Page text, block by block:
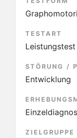
TESTART
Leistungstest
STÖRUNG /
Entwicklung
ZIELGRUPPE